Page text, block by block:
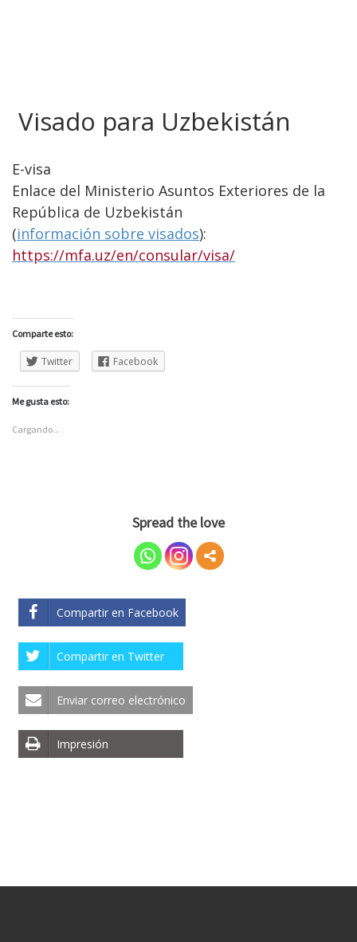
Visado para Uzbekistán
E-visa
Enlace del Ministerio Asuntos Exteriores de la
República de Uzbekistán
(información sobre visados):
https://mfa.uz/en/consular/visa/
Comparte esto:
Twitter Facebook
Me gusta esto:
Cargando...
Spread the love
Compartir en Facebook
Compartir en Twitter
Enviar correo electrónico
Impresión